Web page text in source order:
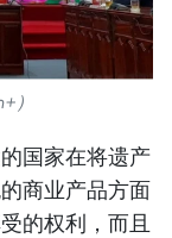
）
国家在将遗产
商业产品方面
的权利，而且